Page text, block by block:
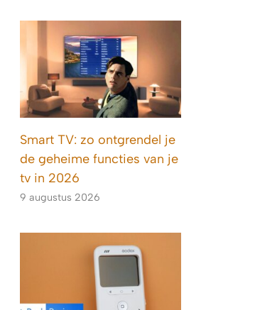
Smart TV: zo ontgrendel je
de geheime functies van je
tv in 2026
9 augustus 2026